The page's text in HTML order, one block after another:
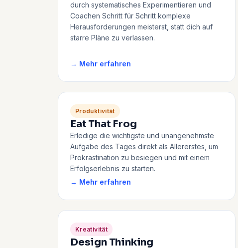
durch systematisches Experimentieren und
Coachen Schritt für Schritt komplexe
Herausforderungen meisterst, statt dich auf
starre Pläne zu verlassen.
→ Mehr erfahren
Produktivität
Eat That Frog
Erledige die wichtigste und unangenehmste
Aufgabe des Tages direkt als Allererstes, um
Prokrastination zu besiegen und mit einem
Erfolgserlebnis zu starten.
→ Mehr erfahren
Kreativität
Design Thinking